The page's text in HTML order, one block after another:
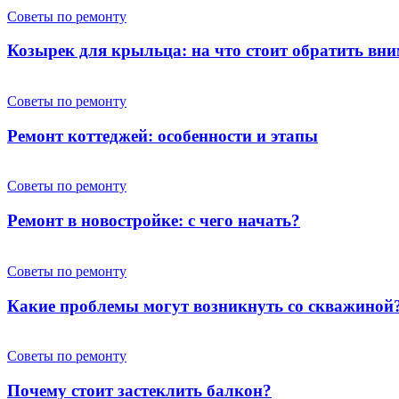
Советы по ремонту
Козырек для крыльца: на что стоит обратить
Советы по ремонту
Ремонт коттеджей: особенности и этапы
Советы по ремонту
Ремонт в новостройке: с чего начать?
Советы по ремонту
Какие проблемы могут возникнуть со
Советы по ремонту
Почему стоит застеклить балкон?